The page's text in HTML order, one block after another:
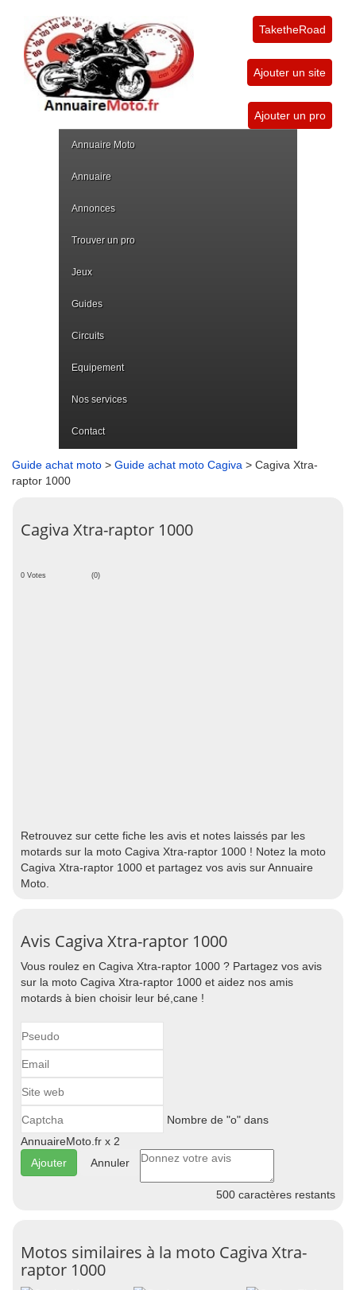
TaketheRoad
Ajouter un site
Ajouter un pro
Annuaire Moto
Annuaire
Annonces
Trouver un pro
Jeux
Guides
Circuits
Equipement
Nos services
Contact
Guide achat moto > Guide achat moto Cagiva > Cagiva Xtra-
raptor 1000
Cagiva Xtra-raptor 1000
0 Votes (0)
Retrouvez sur cette fiche les avis et notes laissés par les
motards sur la moto Cagiva Xtra-raptor 1000 ! Notez la moto
Cagiva Xtra-raptor 1000 et partagez vos avis sur Annuaire
Moto.
Avis Cagiva Xtra-raptor 1000
Vous roulez en Cagiva Xtra-raptor 1000 ? Partagez vos avis
sur la moto Cagiva Xtra-raptor 1000 et aidez nos amis
motards à bien choisir leur bé,cane !
Nombre de "o" dans
AnnuaireMoto.fr x 2
Annuler
500 caractères restants
Motos similaires à la moto Cagiva Xtra-
raptor 1000